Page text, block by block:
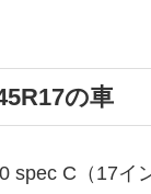
の車
spec C（17イ